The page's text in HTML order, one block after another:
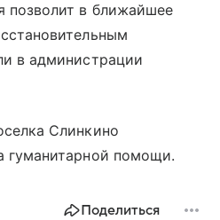
позволит в ближайшее
в администрации
Слинкино
гуманитарной помощи.
Поделиться